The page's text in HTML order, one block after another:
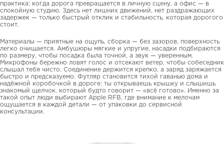
практика: когда дорога превращается в личную сцену, а офис — в
спокойную студию. Здесь нет лишних движений, нет раздражающих
задержек — только быстрый отклик и стабильность, которая дорогого
стоит.
Материалы — приятные на ощупь, сборка — без зазоров, поверхность
легко очищается. Амбушюры мягкие и упругие, насадки подбираются
по размеру, чтобы посадка была точной, а звук — уверенным.
Микрофоны бережно ловят голос и отсекают ветер, чтобы собеседник
слышал тебя чисто. Соединение держится крепко, а заряд заряжается
быстро и предсказуемо. Футляр становится тихой гаванью дома и
надёжной коробочкой в дороге: ты открываешь крышку и слышишь
знакомый щелчок, который будто говорит — «всё готово». Именно за
такой опыт люди выбирают Apple RFB, где внимание к мелочам
ощущается в каждой детали — от упаковки до сервисной
консультации.